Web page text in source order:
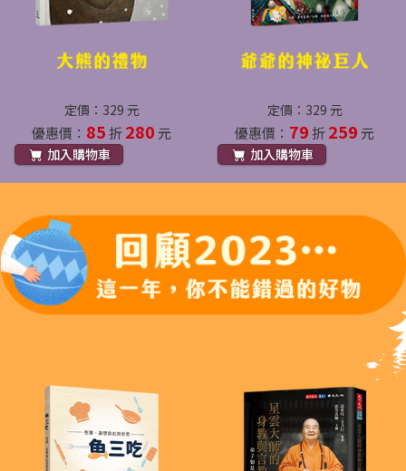
定價：329 元
優惠價： 85折280 元
加入購物車
定價：329 元
優惠價： 79折259 元
加入購物車